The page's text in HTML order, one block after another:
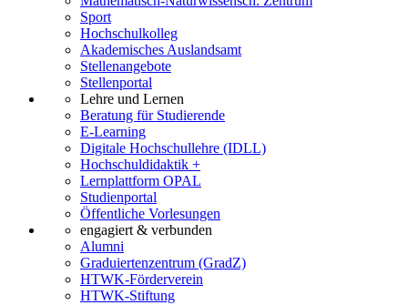
Sport
Hochschulkolleg
Akademisches Auslandsamt
Stellenangebote
Stellenportal
Lehre und Lernen
Beratung für Studierende
E-Learning
Digitale Hochschullehre (IDLL)
Hochschuldidaktik +
Lernplattform OPAL
Studienportal
Öffentliche Vorlesungen
engagiert & verbunden
Alumni
Graduiertenzentrum (GradZ)
HTWK-Förderverein
HTWK-Stiftung